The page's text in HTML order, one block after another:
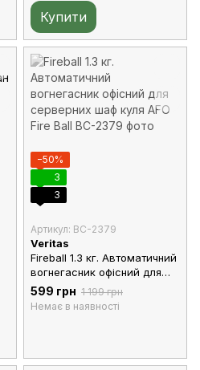
Купити
−50%
3
3
Артикул: BC-2379
Veritas
Fireball 1.3 кг. Автоматичний
вогнегасник офісний для
серверних шаф куля AFO
Fire Ball
599 грн 1 199 грн
Немає в наявності